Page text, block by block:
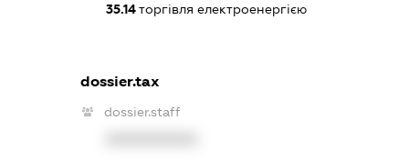
35.14торгівля електроенергією
dossier.tax
dossier.staff